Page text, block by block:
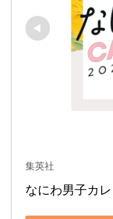
集英社
なにわ男子カ